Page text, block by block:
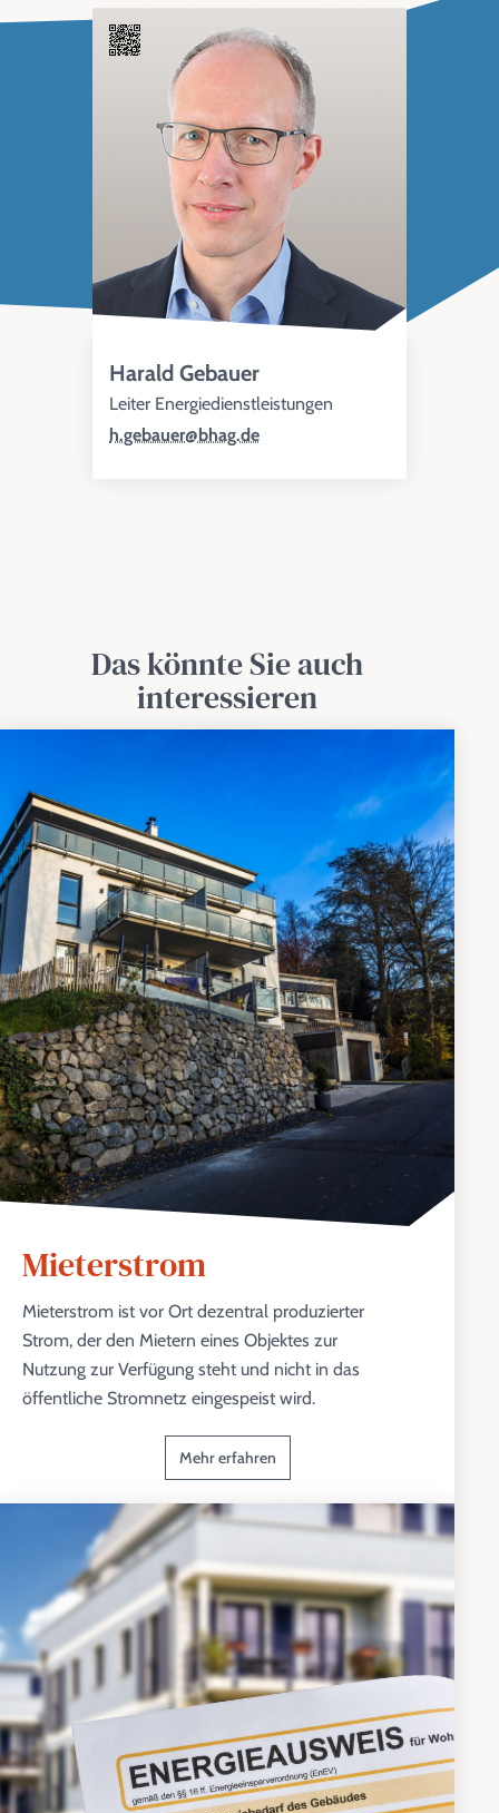
Harald Gebauer
Leiter Energiedienstleistungen
h.gebauer@bhag.de
Das könnte Sie auch
interessieren
Mieterstrom
Mieterstrom ist vor Ort dezentral produzierter
Strom, der den Mietern eines Objektes zur
Nutzung zur Verfügung steht und nicht in das
öffentliche Stromnetz eingespeist wird.
Mehr erfahren